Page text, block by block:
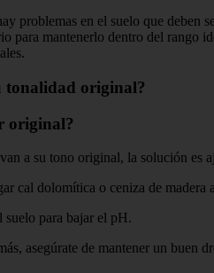
problemas en el suelo que deben
para mantenerlo dentro del rango
tonalidad original?
original?
a su tono original, la solución es
cal dolomítica o ceniza de madera
suelo para bajar el pH.
asegúrate de mantener un buen